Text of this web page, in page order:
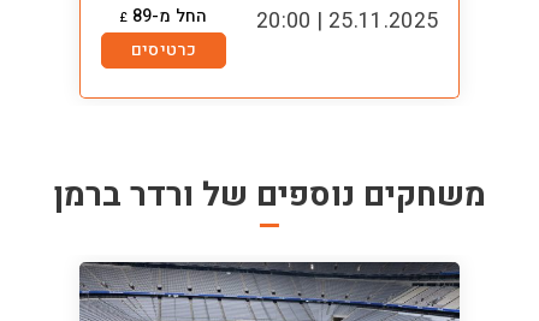
25.11.2025 | 20:00 החל מ-89 £
כרטיסים
משחקים נוספים של ורדר ברמן